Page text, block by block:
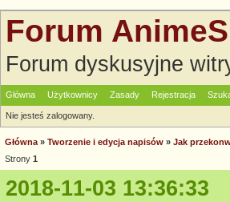
Forum
Forum dyskusyjne
Główna Użytkownicy Zasady Rejestracja
Nie jesteś zalogowany.
Główna » Tworzenie i edycja napisów » Jak
Strony 1
2018-11-03 13:36:33